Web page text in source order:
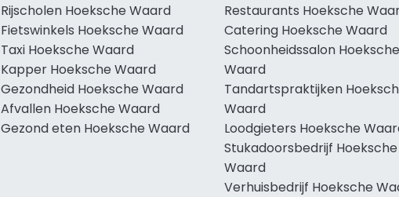
Rijscholen Hoeksche Waard
Fietswinkels Hoeksche Waard
Taxi Hoeksche Waard
Kapper Hoeksche Waard
Gezondheid Hoeksche Waard
Afvallen Hoeksche Waard
Gezond eten Hoeksche Waard
Restaurants Hoeksche
Catering Hoeksche Waard
Schoonheidssalon Hoeksche
Waard
Tandartspraktijken
Waard
Loodgieters Hoeksche
Stukadoorsbedrijf Hoeksche
Waard
Verhuisbedrijf Hoeksche